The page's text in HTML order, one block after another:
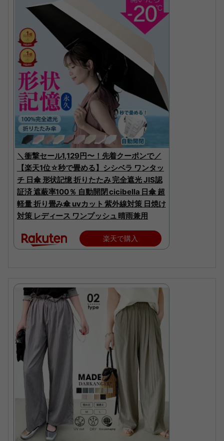
＼衝撃セール1,129円〜！先着クーポンで／
【楽天1位☆秒で畳める】シシベラ ワンタッ
チ 日傘 形状記憶 折りたたみ 完全遮光 JIS認
証済 遮蔽率100％ 自動開閉 cicibella 日傘 超
軽量 折り畳み傘 uvカット 紫外線対策 日焼け
対策 レディース ワンプッシュ 晴雨兼用
楽天で購入